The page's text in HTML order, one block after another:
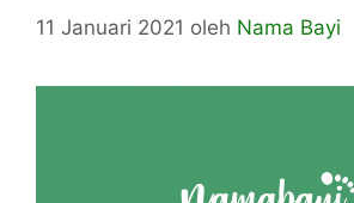
11 Januari 2021 oleh Nama Bayi